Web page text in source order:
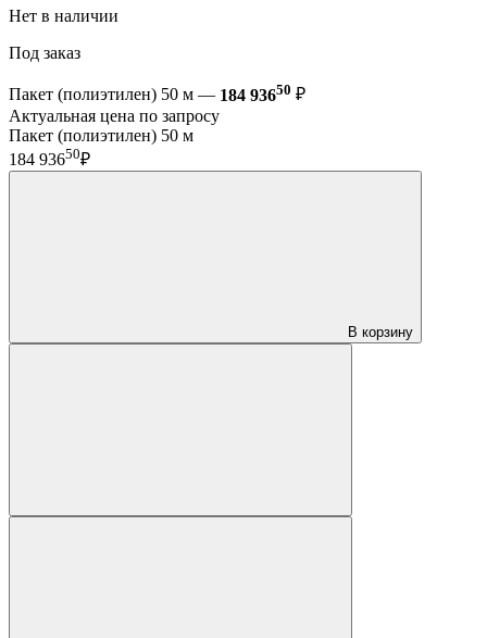
Нет в наличии
Под заказ
Пакет (полиэтилен) 50 м — 184 93650 ₽
Актуальная цена по запросу
Пакет (полиэтилен) 50 м
184 93650₽
В корзину